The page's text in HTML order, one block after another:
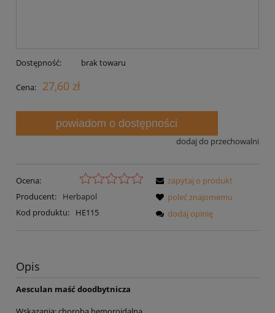
Dostępność: brak towaru
Cena: 27,60 zł
powiadom o dostępności
dodaj do przechowalni
Ocena:
Producent:
Herbapol
Kod produktu:
HE115
zapytaj o produkt
poleć znajomemu
dodaj opinię
Opis
Aesculan maść doodbytnicza